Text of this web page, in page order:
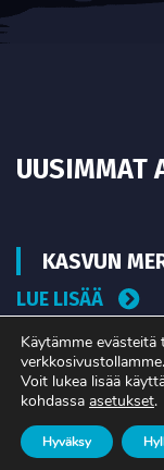
UUSIMMAT
KASVUN
LUE LISÄÄ
TIEDÄTKÖ,
MAKSAA?
LUE LISÄÄ
Käytämme evästeitä
verkkosivustollamme.
Voit lukea lisää
kohdassa asetukset.
Hyväksy